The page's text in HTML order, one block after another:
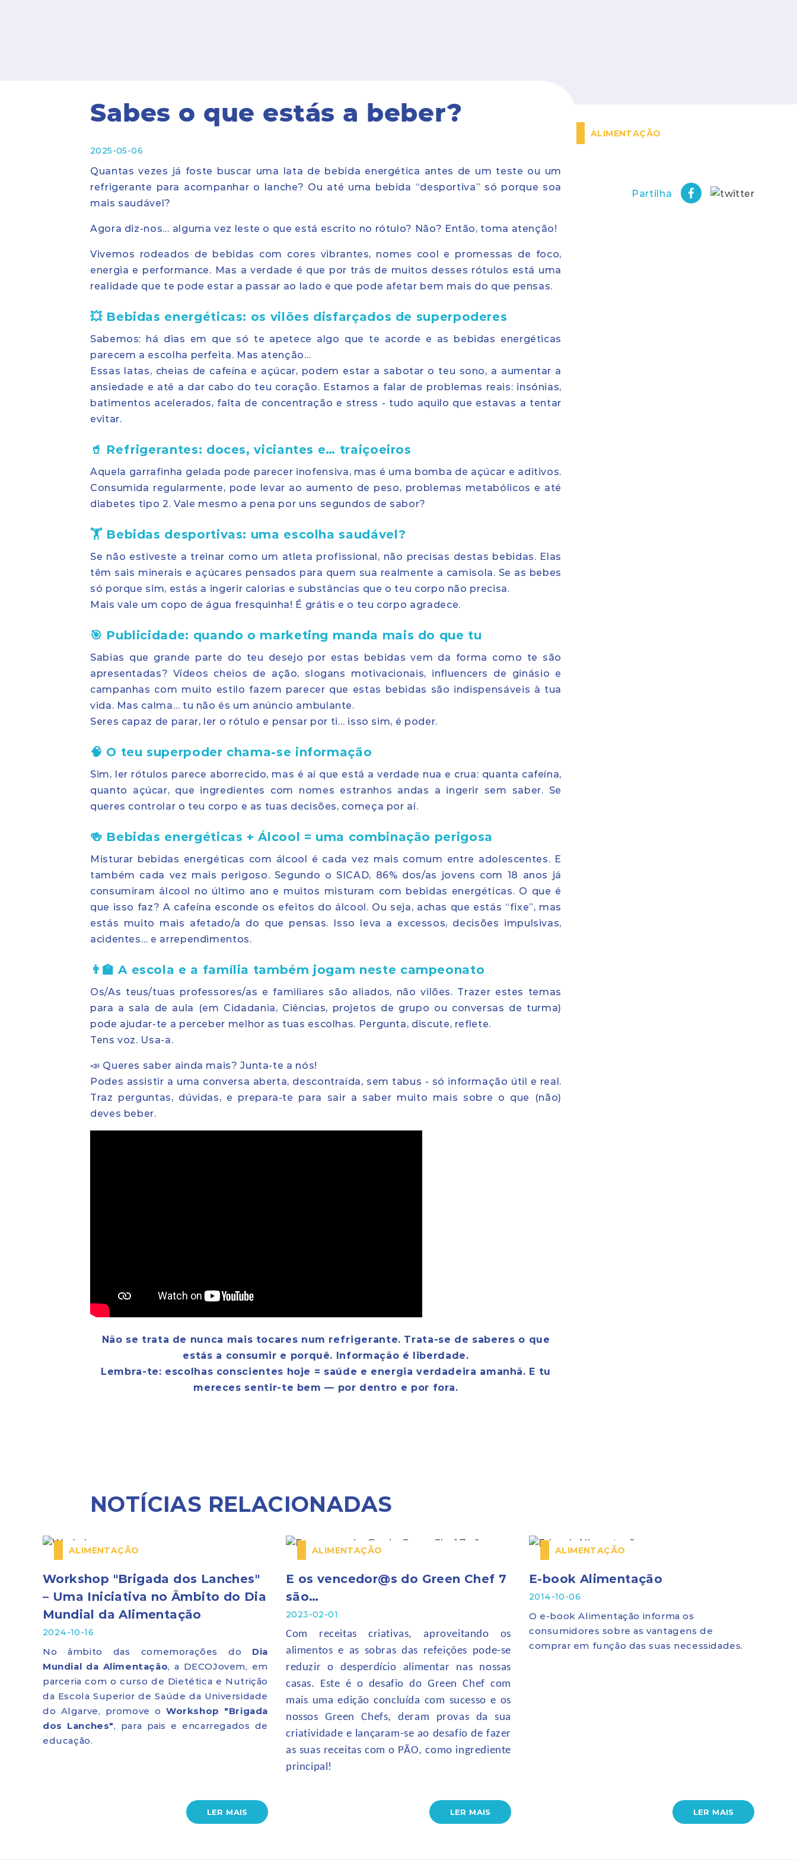
Sabes o que estás a beber?
2025-05-06
Quantas vezes já foste buscar uma lata de bebida energética antes de um teste ou um
refrigerante para acompanhar o lanche? Ou até uma bebida “desportiva” só porque soa
mais saudável?
Agora diz-nos… alguma vez leste o que está escrito no rótulo? Não? Então, toma atenção!
Vivemos rodeados de bebidas com cores vibrantes, nomes cool e promessas de foco,
energia e performance. Mas a verdade é que por trás de muitos desses rótulos está uma
realidade que te pode estar a passar ao lado e que pode afetar bem mais do que pensas.
💥 Bebidas energéticas: os vilões disfarçados de superpoderes
Sabemos: há dias em que só te apetece algo que te acorde e as bebidas energéticas
parecem a escolha perfeita. Mas atenção…
Essas latas, cheias de cafeína e açúcar, podem estar a sabotar o teu sono, a aumentar a
ansiedade e até a dar cabo do teu coração. Estamos a falar de problemas reais: insónias,
batimentos acelerados, falta de concentração e stress - tudo aquilo que estavas a tentar
evitar.
🥤 Refrigerantes: doces, viciantes e… traiçoeiros
Aquela garrafinha gelada pode parecer inofensiva, mas é uma bomba de açúcar e aditivos.
Consumida regularmente, pode levar ao aumento de peso, problemas metabólicos e até
diabetes tipo 2. Vale mesmo a pena por uns segundos de sabor?
🏋️ Bebidas desportivas: uma escolha saudável?
Se não estiveste a treinar como um atleta profissional, não precisas destas bebidas. Elas
têm sais minerais e açúcares pensados para quem sua realmente a camisola. Se as bebes
só porque sim, estás a ingerir calorias e substâncias que o teu corpo não precisa.
Mais vale um copo de água fresquinha! É grátis e o teu corpo agradece.
🎯 Publicidade: quando o marketing manda mais do que tu
Sabias que grande parte do teu desejo por estas bebidas vem da forma como te são
apresentadas? Vídeos cheios de ação, slogans motivacionais, influencers de ginásio e
campanhas com muito estilo fazem parecer que estas bebidas são indispensáveis à tua
vida. Mas calma… tu não és um anúncio ambulante.
Seres capaz de parar, ler o rótulo e pensar por ti… isso sim, é poder.
🧠 O teu superpoder chama-se informação
Sim, ler rótulos parece aborrecido, mas é aí que está a verdade nua e crua: quanta cafeína,
quanto açúcar, que ingredientes com nomes estranhos andas a ingerir sem saber. Se
queres controlar o teu corpo e as tuas decisões, começa por aí.
🍻 Bebidas energéticas + Álcool = uma combinação perigosa
Misturar bebidas energéticas com álcool é cada vez mais comum entre adolescentes. E
também cada vez mais perigoso. Segundo o SICAD, 86% dos/as jovens com 18 anos já
consumiram álcool no último ano e muitos misturam com bebidas energéticas. O que é
que isso faz? A cafeína esconde os efeitos do álcool. Ou seja, achas que estás “fixe”, mas
estás muito mais afetado/a do que pensas. Isso leva a excessos, decisões impulsivas,
acidentes… e arrependimentos.
👨‍🏫 A escola e a família também jogam neste campeonato
Os/As teus/tuas professores/as e familiares são aliados, não vilões. Trazer estes temas
para a sala de aula (em Cidadania, Ciências, projetos de grupo ou conversas de turma)
pode ajudar-te a perceber melhor as tuas escolhas. Pergunta, discute, reflete.
Tens voz. Usa-a.
📣 Queres saber ainda mais? Junta-te a nós!
Podes assistir a uma conversa aberta, descontraída, sem tabus - só informação útil e real.
Traz perguntas, dúvidas, e prepara-te para sair a saber muito mais sobre o que (não)
deves beber.
Não se trata de nunca mais tocares num refrigerante. Trata-se de saberes o que
estás a consumir e porquê. Informação é liberdade.
Lembra-te: escolhas conscientes hoje = saúde e energia verdadeira amanhã. E tu
mereces sentir-te bem — por dentro e por fora.
ALIMENTAÇÃO
Partilha
NOTÍCIAS RELACIONADAS
ALIMENTAÇÃO
Workshop "Brigada dos Lanches"
– Uma Iniciativa no Âmbito do Dia
Mundial da Alimentação
2024-10-16
No âmbito das comemorações do Dia
Mundial da Alimentação, a DECOJovem, em
parceria com o curso de Dietética e Nutrição
da Escola Superior de Saúde da Universidade
do Algarve, promove oWorkshop "Brigada
dos Lanches", para pais e encarregados de
educação.
LER MAIS
ALIMENTAÇÃO
E os vencedor@s do Green Chef 7
são…
2023-02-01
Com receitas criativas, aproveitando os
alimentos e as sobras das refeições pode-se
reduzir o desperdício alimentar nas nossas
casas. Este é o desafio do Green Chef com
mais uma edição concluída com sucesso e os
nossos Green Chefs, deram provas da sua
criatividade e lançaram-se ao desafio de fazer
as suas receitas com o PÃO, como ingrediente
principal!
LER MAIS
ALIMENTAÇÃO
E-book Alimentação
2014-10-06
O e-book Alimentação informa os
consumidores sobre as vantagens de
comprar em função das suas necessidades.
LER MAIS